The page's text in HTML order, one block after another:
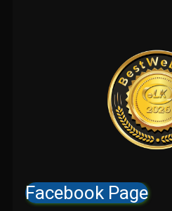
Facebook Page